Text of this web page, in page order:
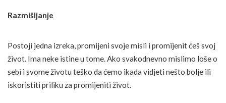
Razmišljanje
Postoji jedna izreka, promijeni svoje misli i promijenit ćeš svoj
život. Ima neke istine u tome. Ako svakodnevno mislimo loše o
sebi i svome životu teško da ćemo ikada vidjeti nešto bolje ili
iskoristiti priliku za promijeniti život.